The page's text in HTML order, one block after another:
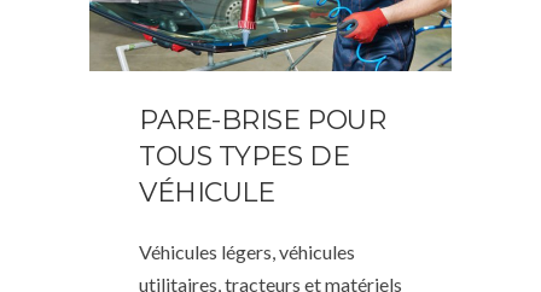
PARE-BRISE POUR
TOUS TYPES DE
VÉHICULE
Véhicules légers, véhicules
utilitaires, tracteurs et matériels